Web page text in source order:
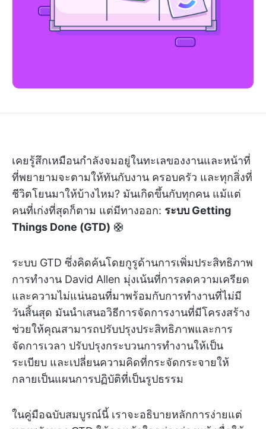
เคยรู้สึกเหมือนกำลังจมอยู่ในทะเลของงานและหน้าที่
ที่พยายามจะตามให้ทันกับงาน ครอบครัว และทุกสิ่งที่
ชีวิตโยนมาให้บ้างไหม? มันเกิดขึ้นกับทุกคน แม้แต่
คนที่เก่งที่สุดก็ตาม แต่มีทางออก: ระบบ Getting
Things Done (GTD) 🛟
ระบบ GTD ซึ่งคิดค้นโดยกูรูด้านการเพิ่มประสิทธิภาพ
การทำงาน David Allen มุ่งเน้นที่การลดความเครียด
และความไม่แน่นอนที่มาพร้อมกับการทำงานที่ไม่มี
วันสิ้นสุด มันนำเสนอวิธีการจัดการงานที่มีโครงสร้าง
ช่วยให้คุณสามารถปรับปรุงประสิทธิภาพและการ
จัดการเวลา ปรับปรุงกระบวนการทำงานให้เป็น
ระเบียบ และเปลี่ยนความคิดที่กระจัดกระจายให้
กลายเป็นแผนการปฏิบัติที่เป็นรูปธรรม
ในคู่มือฉบับสมบูรณ์นี้ เราจะอธิบายหลักการง่ายแต่